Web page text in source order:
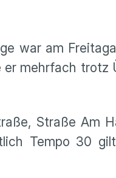
war am
mehrfach trotz
Straße Am
Tempo 30